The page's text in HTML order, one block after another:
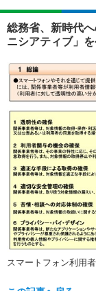
音楽
ショッピ
ライフ
ペット
その他
リリース一覧
プッシュ通知の停
総務省、新時代
ニシアティブ」
スマートフォン利用